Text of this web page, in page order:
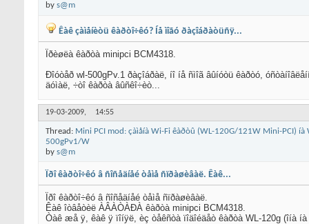
by s@m
Êàê çàìåíèòü êàðòî÷êó? Íå ìîãó ðàçîáðàòüñÿ...
Ïðèøëà êàðòà minipci BCM4318.
Ðîóòåð wl-500gPv.1 ðàçîáðàë, íî íå ñìîã âûíóòü êàðòó,
äóìàë, ÷òî êàðòà âûñêî÷èò...
19-03-2009, 14:55
Thread: Mini PCI mod: çàìåíà Wi-Fi êàðòû (WL-120G/121W Mini-PCI) íà
500gPv1/W
by s@m
Ïðî êàðòî÷êó â ñîñåäíåé òåìå ñïðàøèâàë. Êàê...
Ïðî êàðòî÷êó â ñîñåäíåé òåìå ñïðàøèâàë.
Êàê îòâåòèë ÀÂÀÒÀÐÀ êàðòà minipci BCM4318.
Òàê æå ÿ, êàê ÿ ïîíÿë, èç òåêñòà ïîäîéäåò êàðòà WL-120g (îíà íà